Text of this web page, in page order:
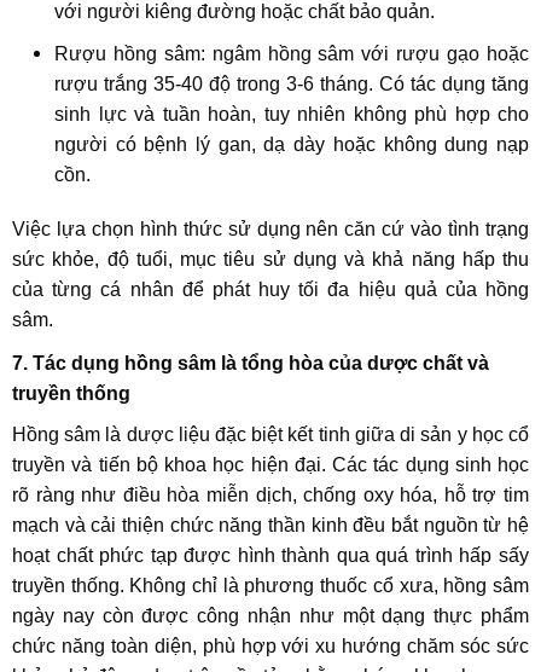
với người kiêng đường hoặc chất bảo quản.
Rượu hồng sâm: ngâm hồng sâm với rượu gạo hoặc
rượu trắng 35-40 độ trong 3-6 tháng. Có tác dụng tăng
sinh lực và tuần hoàn, tuy nhiên không phù hợp cho
người có bệnh lý gan, dạ dày hoặc không dung nạp
cồn.
Việc lựa chọn hình thức sử dụng nên căn cứ vào tình trạng
sức khỏe, độ tuổi, mục tiêu sử dụng và khả năng hấp thu
của từng cá nhân để phát huy tối đa hiệu quả của hồng
sâm.
7. Tác dụng hồng sâm là tổng hòa của dược chất và
truyền thống
Hồng sâm là dược liệu đặc biệt kết tinh giữa di sản y học cổ
truyền và tiến bộ khoa học hiện đại. Các tác dụng sinh học
rõ ràng như điều hòa miễn dịch, chống oxy hóa, hỗ trợ tim
mạch và cải thiện chức năng thần kinh đều bắt nguồn từ hệ
hoạt chất phức tạp được hình thành qua quá trình hấp sấy
truyền thống. Không chỉ là phương thuốc cổ xưa, hồng sâm
ngày nay còn được công nhận như một dạng thực phẩm
chức năng toàn diện, phù hợp với xu hướng chăm sóc sức